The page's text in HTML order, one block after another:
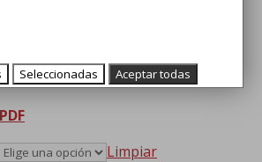
en dos tramos
Limpiar
Seleccionadas Aceptar todas